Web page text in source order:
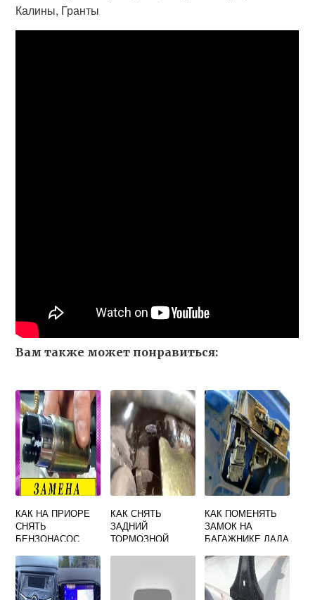
Калины, Гранты
Вам также может понравиться:
КАК НА ПРИОРЕ
СНЯТЬ
БЕНЗОНАСОС
КАК СНЯТЬ
ЗАДНИЙ
ТОРМОЗНОЙ
КАК ПОМЕНЯТЬ
ЗАМОК НА
БАГАЖНИКЕ ЛАДА